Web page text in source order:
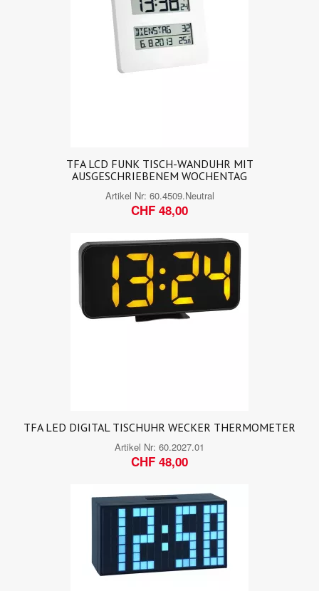
TFA LCD FUNK TISCH-WANDUHR MIT
AUSGESCHRIEBENEM WOCHENTAG
Artikel Nr: 60.4509.Neutral
CHF 48,00
TFA LED DIGITAL TISCHUHR WECKER THERMOMETER
Artikel Nr: 60.2027.01
CHF 48,00